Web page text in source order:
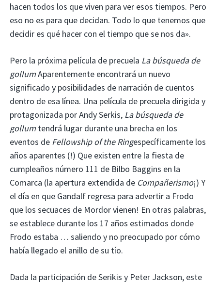
hacen todos los que viven para ver esos tiempos. Pero
eso no es para que decidan. Todo lo que tenemos que
decidir es qué hacer con el tiempo que se nos da».
Pero la próxima película de precuela La búsqueda de
gollumAparentemente encontrará un nuevo
significado y posibilidades de narración de cuentos
dentro de esa línea. Una película de precuela dirigida y
protagonizada por Andy Serkis, La búsqueda de
gollum tendrá lugar durante una brecha en los
eventos de Fellowship of the Ringespecíficamente los
años aparentes (!) Que existen entre la fiesta de
cumpleaños número 111 de Bilbo Baggins en la
Comarca (la apertura extendida de Compañerismo¡) Y
el día en que Gandalf regresa para advertir a Frodo
que los secuaces de Mordor vienen! En otras palabras,
se establece durante los 17 años estimados donde
Frodo estaba … saliendo y no preocupado por cómo
había llegado el anillo de su tío.
Dada la participación de Serikis y Peter Jackson, este